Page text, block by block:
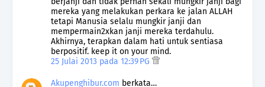
mereka yang melakukan perkara ke jalan ALLAH
tetapi Manusia selalu mungkir janji dan
mempermain2xkan janji mereka terdahulu.
Akhirnya, terapkan dalam hati untuk sentiasa
berpositif. keep it on your mind.
25 Julai 2013 pada 12:39 PG
Akupenghibur.com berkata…